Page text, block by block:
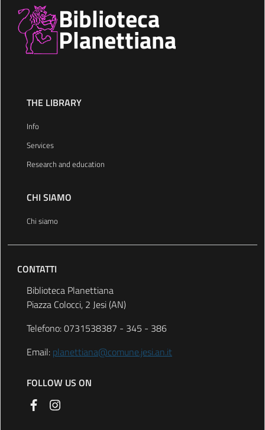
Biblioteca
Planettiana
THE LIBRARY
Info
Services
Research and education
CHI SIAMO
Chi siamo
CONTATTI
Biblioteca Planettiana
Piazza Colocci, 2 Jesi (AN)
Telefono: 0731538387 - 345 - 386
Email: planettiana@comune.jesi.an.it
FOLLOW US ON